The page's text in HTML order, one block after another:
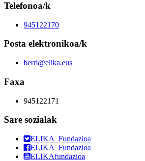
Telefonoa/k
945122170
Posta elektronikoa/k
berri@elika.eus
Faxa
945122171
Sare sozialak
ELIKA_Fundazioa
ELIKA_Fundazioa
ELIKAfundazioa